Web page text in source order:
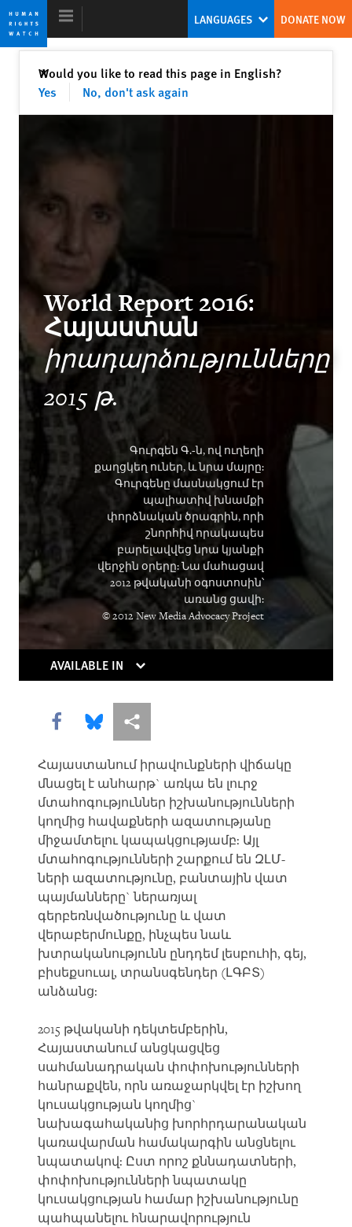
Skip
to
cookie
privacy
Skip
to
main
content
World Report 2016
Kenneth Roth
Former Executive Director
Ending Child Marriage
Rights in Transition
Children Behind Bars
PURCHASE
DOWNLOAD
LANGUAGES DONATE NOW
Would you like to read this page in English?
Yes
No, don't ask again
✕Close
World Report 2016:
Հայաստան
իրադարձությունները
2015 թ.
Գուրգեն Գ.-ն, ով ուղեղի
քաղցկեղ ուներ, և նրա մայրը:
Գուրգենը մասնակցում էր
պալիատիվ խնամքի
փորձնական ծրագրին, որի
շնորհիվ որակապես
բարելավվեց նրա կյանքի
վերջին օրերը: Նա մահացավ
2012 թվականի օգոստոսին՝
առանց ցավի:
© 2012 New Media Advocacy Project
AVAILABLE IN
Share this via Facebook
Share this via Bluesky
More sharing options
Հայաստանում իրավունքների վիճակը
մնացել է անհարթ` առկա են լուրջ
մտահոգություններ իշխանությունների
կողմից հավաքների ազատությանը
միջամտելու կապակցությամբ: Այլ
մտահոգությունների շարքում են ԶԼՄ-
ների ազատությունը, բանտային վատ
պայմանները` ներառյալ
գերբեռնվածությունը և վատ
վերաբերմունքը, ինչպես նաև
խտրականությունն ընդդեմ լեսբուհի, գեյ,
բիսեքսուալ, տրանսգենդեր (ԼԳԲՏ)
անձանց:
2015 թվականի դեկտեմբերին,
Հայաստանում անցկացվեց
սահմանադրական փոփոխությունների
հանրաքվեն, որն առաջարկվել էր իշխող
կուսակցության կողմից`
նախագահականից խորհրդարանական
կառավարման համակարգին անցնելու
նպատակով: Ըստ որոշ քննադատների,
փոփոխությունների նպատակը
կուսակցության համար իշխանությունը
պահպանելու հնարավորություն